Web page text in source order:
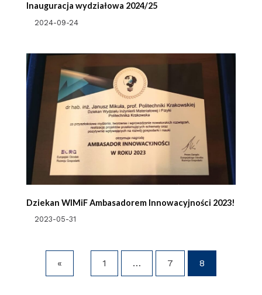
Inauguracja wydziałowa 2024/25
2024-09-24
Dziekan WIMiF Ambasadorem Innowacyjności 2023!
2023-05-31
« 1 … 7 8